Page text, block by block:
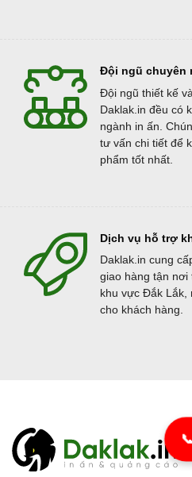
Đội ngũ chuyên
Đội ngũ thiết kế
Daklak.in đều có
ngành in ấn.
tư vấn chi tiết để
phẩm tốt nhất.
Dịch vụ hỗ trợ
Daklak.in cung
giao hàng tận nơi
khu vực Đắk Lắk,
cho khách hàng.